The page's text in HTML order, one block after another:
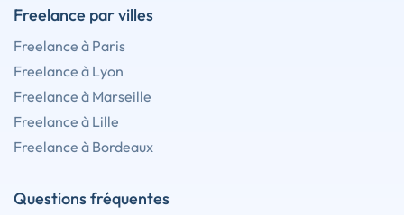
Freelance par villes
Freelance à Paris
Freelance à Lyon
Freelance à Marseille
Freelance à Lille
Freelance à Bordeaux
Questions fréquentes